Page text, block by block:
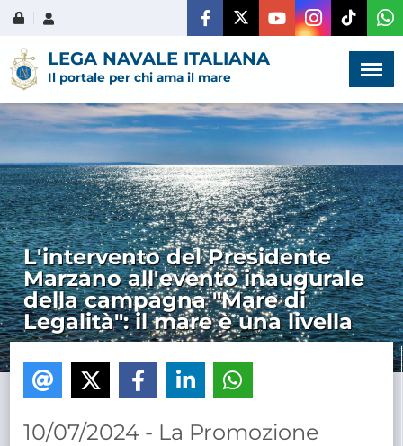
LEGA NAVALE ITALIANA
Il portale per chi ama il mare
L'intervento del Presidente
Marzano all'evento inaugurale
della campagna "Mare di
Legalità": il mare è una livella
10/07/2024 - La Promozione
Menù ×
HOME
CHI SIAMO
LA VITA
DELL'ASSOCIAZIONE
COMUNICAZIONE,
AMMINISTRAZIONE
TRASPARENTE